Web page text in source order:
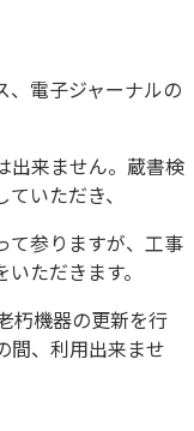
、電子ジャーナルの
出来ません。蔵書検
いただき、
て参りますが、工事
ただきます。
朽機器の更新を行
間、利用出来ませ